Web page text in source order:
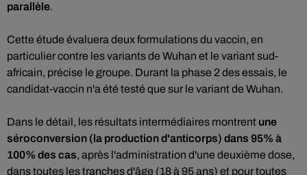
parallèle.
Cette étude évaluera deux formulations du vaccin, en
particulier contre les variants de Wuhan et le variant sud-
africain, précise le groupe. Durant la phase 2 des essais, le
candidat-vaccin n'a été testé que sur le variant de Wuhan.
Dans le détail, les résultats intermédiaires montrent une
séroconversion (la production d'anticorps) dans 95% à
100% des cas, après l'administration d'une deuxième dose,
dans toutes les tranches d'âge (18 à 95 ans) et pour toutes